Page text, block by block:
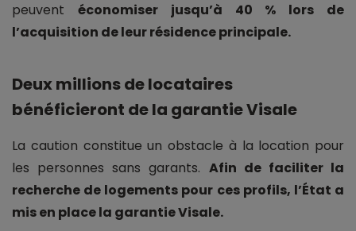
peuvent économiser jusqu’à 40 % lors de
l’acquisition de leur résidence principale.
Deux millions de locataires
bénéficieront de la garantie Visale
La caution constitue un obstacle à la location pour
les personnes sans garants. Afin de faciliter la
recherche de logements pour ces profils, l’État a
mis en place la garantie Visale.